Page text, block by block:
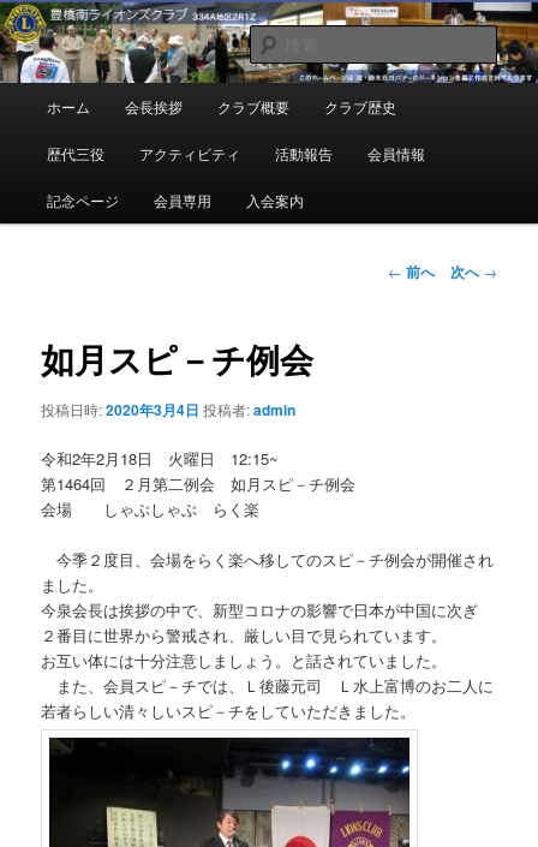
メ
イ
ン
コ
豊橋南ライオンズクラブ
地域奉仕ボランティア
検
索
ュ
ホーム 会長挨拶 クラブ概要 クラブ歴史
歴代三役 アクティビティ 活動報告 会員情報
記念ページ 会員専用 入会案内
投
← 前へ 次へ→
如月スピ－チ例会
投稿日時:2020年3月4日 投稿者:admin
令和2年2月18日 火曜日 12:15~
第1464回 ２月第二例会 如月スピ－チ例会
会場 しゃぶしゃぶ らく楽
今季２度目、会場をらく楽へ移してのスピ－チ例会が開催され
ました。
今泉会長は挨拶の中で、新型コロナの影響で日本が中国に次ぎ
２番目に世界から警戒され、厳しい目で見られています。
お互い体には十分注意しましょう。と話されていました。
また、会員スピ－チでは、Ｌ後藤元司 Ｌ水上富博のお二人に
若者らしい清々しいスピ－チをしていただきました。